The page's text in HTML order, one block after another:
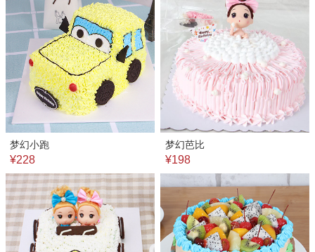
梦幻小跑
¥228
梦幻芭比
¥198